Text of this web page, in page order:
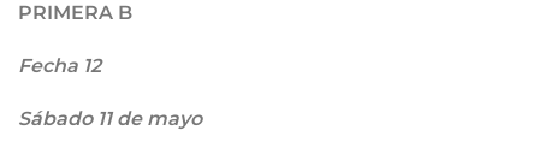
PRIMERA B
Fecha 12
Sábado 11 de mayo